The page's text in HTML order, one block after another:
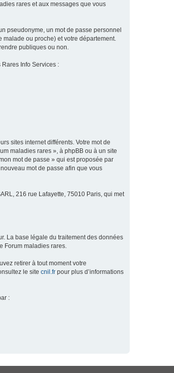
rares et aux messages que vous
pseudonyme, un mot de passe personnel
ou proche) et votre département.
publiques ou non.
Info Services :
sites internet différents. Votre mot de
maladies rares », à phpBB ou à un site
mot de passe » qui est proposée par
mot de passe afin que vous
216 rue Lafayette, 75010 Paris, qui met
La base légale du traitement des données
Forum maladies rares.
retirer à tout moment votre
le site cnil.fr pour plus d’informations
: